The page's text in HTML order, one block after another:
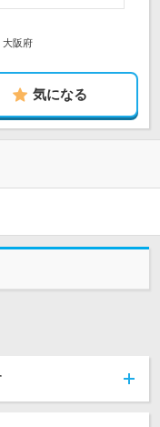
大阪府
気になる